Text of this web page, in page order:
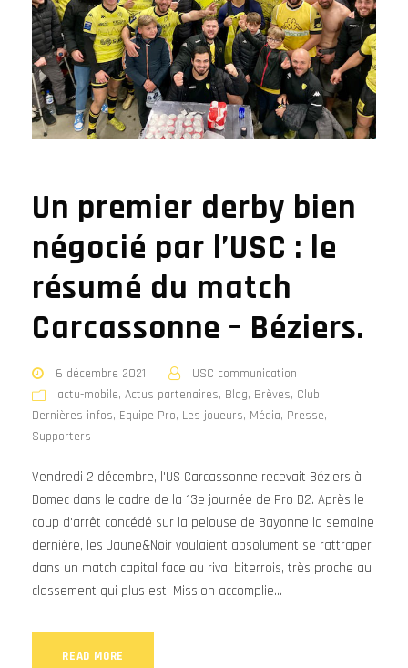
Un premier derby bien
négocié par l’USC : le
résumé du match
Carcassonne – Béziers.
6 décembre 2021
USC communication
actu-mobile, Actus partenaires, Blog, Brèves, Club,
Dernières infos, Equipe Pro, Les joueurs, Média, Presse,
Supporters
Vendredi 2 décembre, l'US Carcassonne recevait Béziers à
Domec dans le cadre de la 13e journée de Pro D2. Après le
coup d'arrêt concédé sur la pelouse de Bayonne la semaine
dernière, les Jaune&Noir voulaient absolument se rattraper
dans un match capital face au rival biterrois, très proche au
classement qui plus est. Mission accomplie...
READ MORE